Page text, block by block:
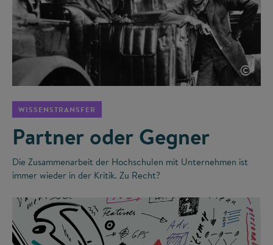
©
WISSENSTRANSFER
Partner oder Gegner
Die Zusammenarbeit der Hochschulen mit Unternehmen ist
immer wieder in der Kritik. Zu Recht?